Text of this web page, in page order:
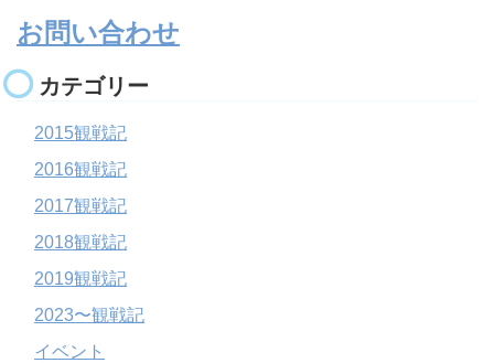
お問い合わせ
カテゴリー
2015観戦記
2016観戦記
2017観戦記
2018観戦記
2019観戦記
2023〜観戦記
イベント